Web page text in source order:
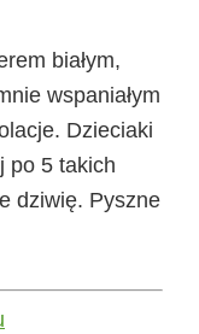
białym,
wspaniałym
Dzieciaki
po 5 takich
dziwię. Pyszne